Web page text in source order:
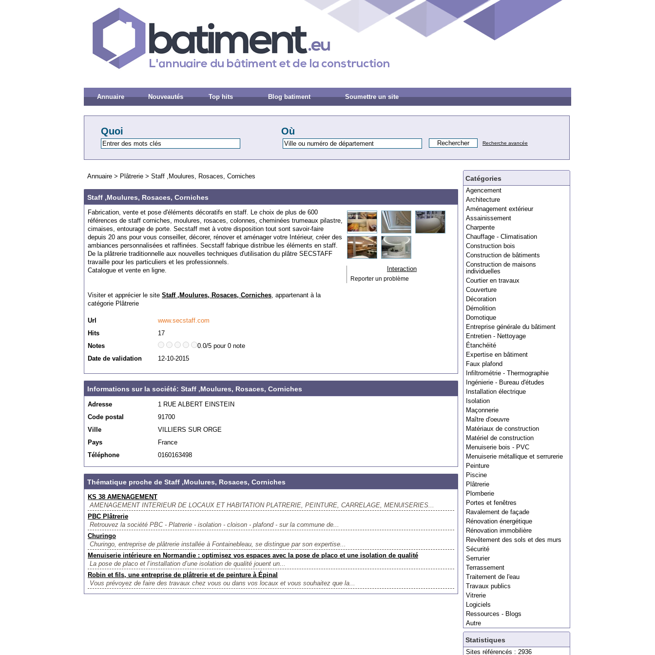
Annuaire Nouveautés Top hits Blog batiment Soumettre un site
Quoi Où
Recherche avancée
Catégories
Agencement
Architecture
Aménagement extérieur
Assainissement
Charpente
Chauffage - Climatisation
Construction bois
Construction de bâtiments
Construction de maisons
individuelles
Courtier en travaux
Couverture
Décoration
Démolition
Domotique
Entreprise générale du bâtiment
Entretien - Nettoyage
Étanchéité
Expertise en bâtiment
Faux plafond
Infiltrométrie - Thermographie
Ingénierie - Bureau d'études
Installation électrique
Isolation
Maçonnerie
Maître d'oeuvre
Matériaux de construction
Matériel de construction
Menuiserie bois - PVC
Menuiserie métallique et serrurerie
Peinture
Piscine
Plâtrerie
Plomberie
Portes et fenêtres
Ravalement de façade
Rénovation énergétique
Rénovation immobilière
Revêtement des sols et des murs
Sécurité
Serrurier
Terrassement
Traitement de l'eau
Travaux publics
Vitrerie
Logiciels
Ressources - Blogs
Autre
Statistiques
Sites référencés : 2936
Annuaire > Plâtrerie > Staff ,Moulures, Rosaces, Corniches
Staff ,Moulures, Rosaces, Corniches
Fabrication, vente et pose d'éléments décoratifs en staff. Le choix de plus de 600
références de staff corniches, moulures, rosaces, colonnes, cheminées trumeaux pilastre,
cimaises, entourage de porte. Secstaff met à votre disposition tout sont savoir-faire
depuis 20 ans pour vous conseiller, décorer, rénover et aménager votre Intérieur, créer des
ambiances personnalisées et raffinées. Secstaff fabrique distribue les éléments en staff.
De la plâtrerie traditionnelle aux nouvelles techniques d'utilisation du plâtre SECSTAFF
travaille pour les particuliers et les professionnels.
Catalogue et vente en ligne.
Visiter et apprécier le site Staff ,Moulures, Rosaces, Corniches, appartenant à la
catégorie Plâtrerie
Url
www.secstaff.com
Hits
17
Notes
0.0/5 pour 0 note
Date de validation
12-10-2015
Interaction
Reporter un problème
Informations sur la société: Staff ,Moulures, Rosaces, Corniches
Adresse
1 RUE ALBERT EINSTEIN
Code postal
91700
Ville
VILLIERS SUR ORGE
Pays
France
Téléphone
0160163498
Thématique proche de Staff ,Moulures, Rosaces, Corniches
KS 38 AMENAGEMENT
AMENAGEMENT INTERIEUR DE LOCAUX ET HABITATION PLATRERIE, PEINTURE, CARRELAGE, MENUISERIES...
PBC Plâtrerie
Retrouvez la société PBC - Platrerie - isolation - cloison - plafond - sur la commune de...
Churingo
Churingo, entreprise de plâtrerie installée à Fontainebleau, se distingue par son expertise...
Menuiserie intérieure en Normandie : optimisez vos espaces avec la pose de placo et une isolation de qualité
La pose de placo et l’installation d’une isolation de qualité jouent un...
Robin et fils, une entreprise de plâtrerie et de peinture à Épinal
Vous prévoyez de faire des travaux chez vous ou dans vos locaux et vous souhaitez que la...